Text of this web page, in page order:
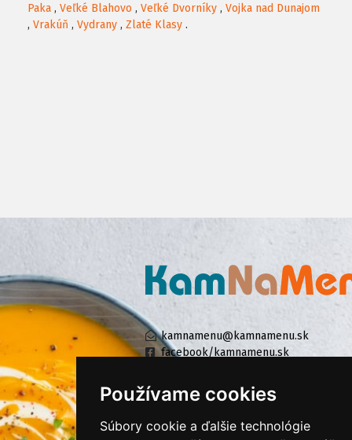
Používame cookies
Súbory cookie a ďalšie technológie
Paka , Veľké Blahovo , Veľké Dvorníky , Vojka nad Dunajom
, Vrakúň , Vydrany , Zlaté Klasy .
kamnamenu@kamnamenu.sk
facebook/kamnamenu.sk
KONTAKTUJTE NÁS